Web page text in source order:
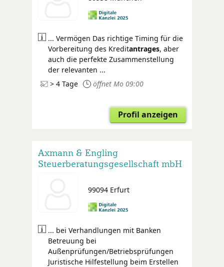
... Vermögen Das richtige Timing für die
Vorbereitung des Kreditantrages, aber
auch die perfekte Zusammenstellung
der relevanten ...
> 4 Tage
öffnet Mo 09:00
Profil anzeigen
Axmann & Engling
Steuerberatungsgesellschaft mbH
99094 Erfurt
... bei Verhandlungen mit Banken
Betreuung bei
Außenprüfungen/Betriebsprüfungen
Juristische Hilfestellung beim Erstellen